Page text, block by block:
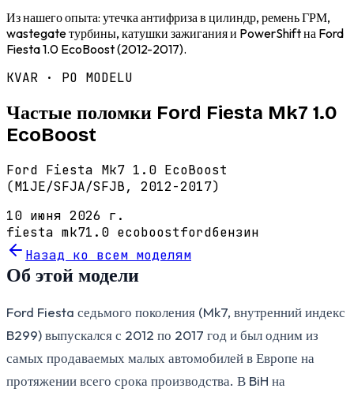
Из нашего опыта: утечка антифриза в цилиндр, ремень ГРМ,
wastegate турбины, катушки зажигания и PowerShift на Ford
Fiesta 1.0 EcoBoost (2012-2017).
KVAR · PO MODELU
Частые поломки Ford Fiesta Mk7 1.0
EcoBoost
Ford Fiesta Mk7 1.0 EcoBoost
(M1JE/SFJA/SFJB, 2012-2017)
10 июня 2026 г.
fiesta mk71.0 ecoboostfordбензин
Назад ко всем моделям
Об этой модели
Ford Fiesta седьмого поколения (Mk7, внутренний индекс
B299) выпускался с 2012 по 2017 год и был одним из
самых продаваемых малых автомобилей в Европе на
протяжении всего срока производства. В BiH на